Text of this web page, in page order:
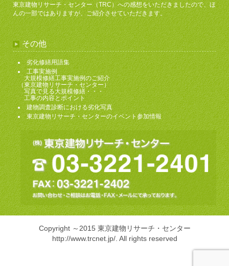
東京建物リサーチ・センター（TRC）への感想をいただきましたので、ほ
んの一部ではありますが、ご紹介させていただきます。
その他
劣化修繕用語集
工事実施例
大規模修繕工事実施例のご紹介
（東京建物リサーチ・センター）
写真で見る大規模修繕・・・
工事の内容とポイント
建物調査診断における劣化写真
東京建物リサーチ・センターのイベント参加情報
Copyright ～2015 東京建物リサーチ・センター
http://www.trcnet.jp/. All rights reserved